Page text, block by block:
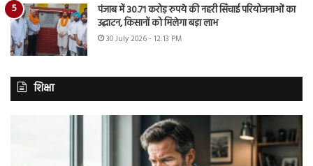
पंजाब में 30.71 करोड़ रुपये की नहरी सिंचाई परियोजनाओं का
उद्घाटन, किसानों को मिलेगा बड़ा लाभ
30 July 2026 - 12:13 PM
शिक्षा